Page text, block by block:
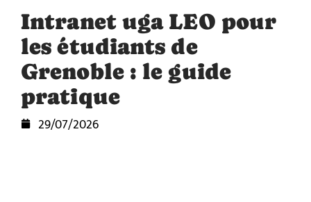
Intranet uga LEO pour
les étudiants de
Grenoble : le guide
pratique
29/07/2026